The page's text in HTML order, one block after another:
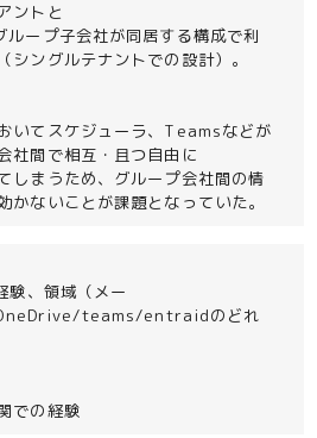
ントと
ープ子会社が同居する構成で利
シングルテナントでの設計）。
いてスケジューラ、Teamsなどが
社間で相互・且つ自由に
しまうため、グループ会社間の情
かないことが課題となっていた。
験、領域（メー
teams/entraidのどれ
での経験